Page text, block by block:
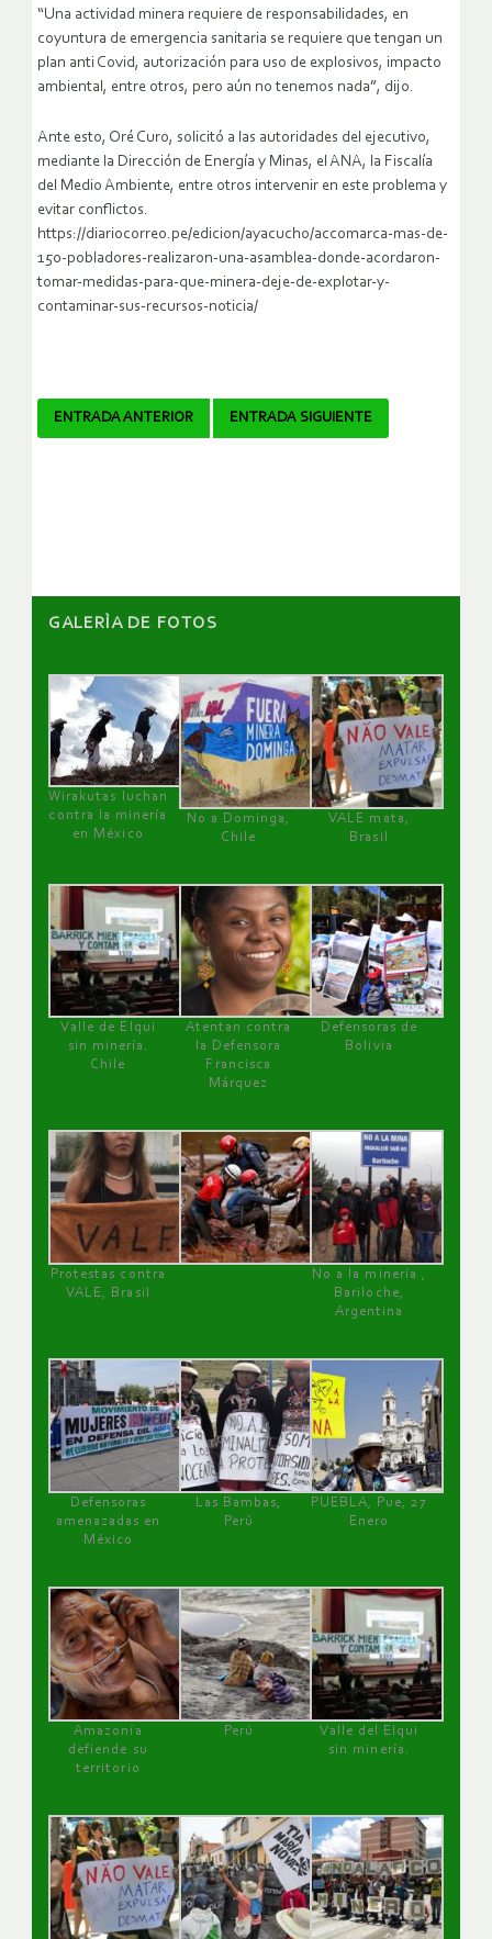
“Una actividad minera requiere de responsabilidades, en
coyuntura de emergencia sanitaria se requiere que tengan un
plan anti Covid, autorización para uso de explosivos, impacto
ambiental, entre otros, pero aún no tenemos nada”, dijo.
Ante esto, Oré Curo, solicitó a las autoridades del ejecutivo,
mediante la Dirección de Energía y Minas, el ANA, la Fiscalía
del Medio Ambiente, entre otros intervenir en este problema y
evitar conflictos.
https://diariocorreo.pe/edicion/ayacucho/accomarca-mas-de-
150-pobladores-realizaron-una-asamblea-donde-acordaron-
tomar-medidas-para-que-minera-deje-de-explotar-y-
contaminar-sus-recursos-noticia/
Navegador
ENTRADA ANTERIOR ENTRADA SIGUIENTE
GALERÌA DE FOTOS
Wirakutas luchan
contra la minería
en México
No a Dominga,
Chile
VALE mata,
Brasil
Valle de Elqui
sin minería.
Chile
Atentan contra
la Defensora
Francisca
Márquez
Defensoras de
Bolivia
Protestas contra
VALE, Brasil
No a la minería ,
Bariloche,
Argentina
Defensoras
amenazadas en
México
Las Bambas,
Perú
PUEBLA, Pue, 27
Enero
Amazonía
defiende su
territorio
Perú
Valle del Elqui
sin minería.